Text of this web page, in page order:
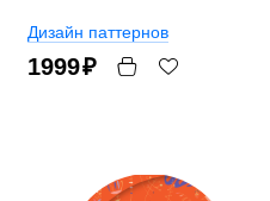
Дизайн паттернов
1999₽